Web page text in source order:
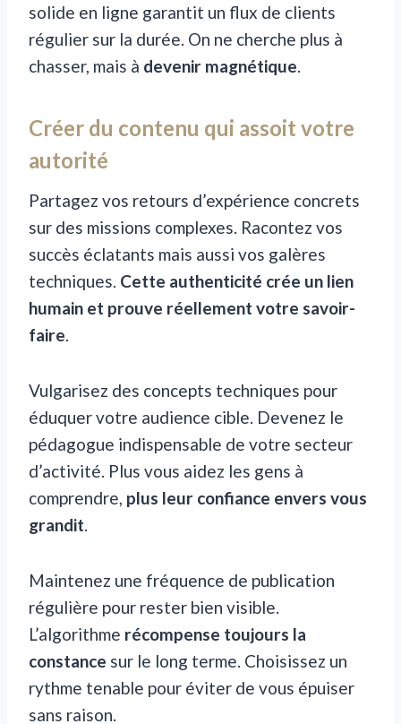
solide en ligne garantit un flux de clients
régulier sur la durée. On ne cherche plus à
chasser, mais à devenir magnétique.
Créer du contenu qui assoit votre
autorité
Partagez vos retours d’expérience concrets
sur des missions complexes. Racontez vos
succès éclatants mais aussi vos galères
techniques. Cette authenticité crée un lien
humain et prouve réellement votre savoir-
faire.
Vulgarisez des concepts techniques pour
éduquer votre audience cible. Devenez le
pédagogue indispensable de votre secteur
d’activité. Plus vous aidez les gens à
comprendre, plus leur confiance envers vous
grandit.
Maintenez une fréquence de publication
régulière pour rester bien visible.
L’algorithme récompense toujours la
constance sur le long terme. Choisissez un
rythme tenable pour éviter de vous épuiser
sans raison.